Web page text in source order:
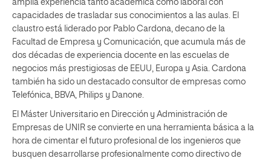
amplia experiencia tanto académica como laboral con
capacidades de trasladar sus conocimientos a las aulas. El
claustro está liderado por Pablo Cardona, decano de la
Facultad de Empresa y Comunicación, que acumula más de
dos décadas de experiencia docente en las escuelas de
negocios más prestigiosas de EEUU, Europa y Asia. Cardona
también ha sido un destacado consultor de empresas como
Telefónica, BBVA, Philips y Danone.
El Máster Universitario en Dirección y Administración de
Empresas de UNIR se convierte en una herramienta básica a la
hora de cimentar el futuro profesional de los ingenieros que
busquen desarrollarse profesionalmente como directivo de